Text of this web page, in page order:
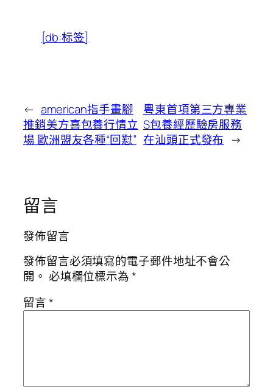
[db:标签]
← american指手畫腳
推銷美方喜包養行情立
場 歐洲盟友各種“回懟”
粵東首項第三方專業
S包養經歷驗房服務
在汕頭正式發布 →
留言
發佈留言
發佈留言必須填寫的電子郵件地址不會公
開。 必填欄位標示為*
留言*